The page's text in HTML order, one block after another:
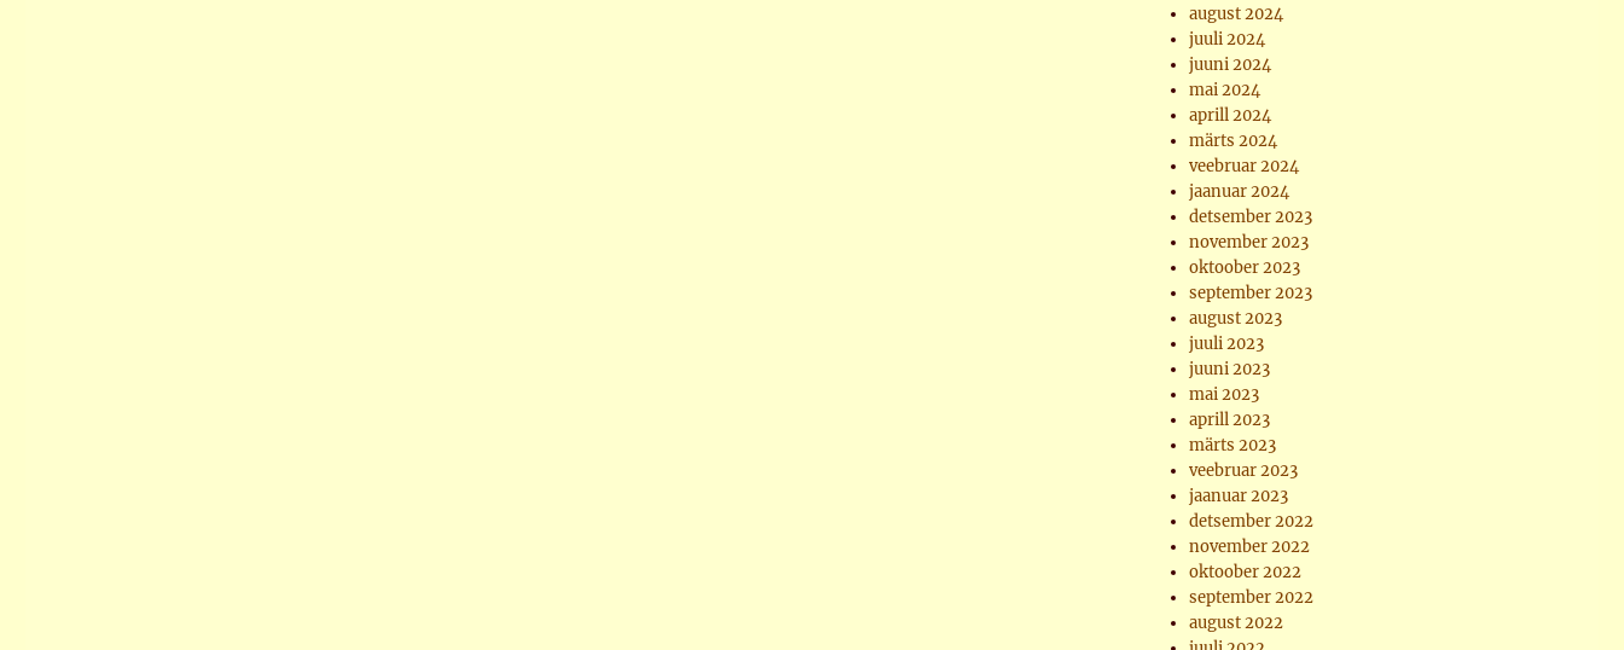
august 2024
juuli 2024
juuni 2024
mai 2024
aprill 2024
märts 2024
veebruar 2024
jaanuar 2024
detsember 2023
november 2023
oktoober 2023
september 2023
august 2023
juuli 2023
juuni 2023
mai 2023
aprill 2023
märts 2023
veebruar 2023
jaanuar 2023
detsember 2022
november 2022
oktoober 2022
september 2022
august 2022